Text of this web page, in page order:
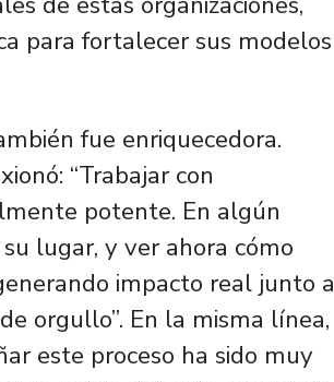
para fortalecer sus modelos
fue enriquecedora.
“Trabajar con
potente. En algún
lugar, y ver ahora cómo
impacto real junto a
orgullo”. En la misma línea,
este proceso ha sido muy